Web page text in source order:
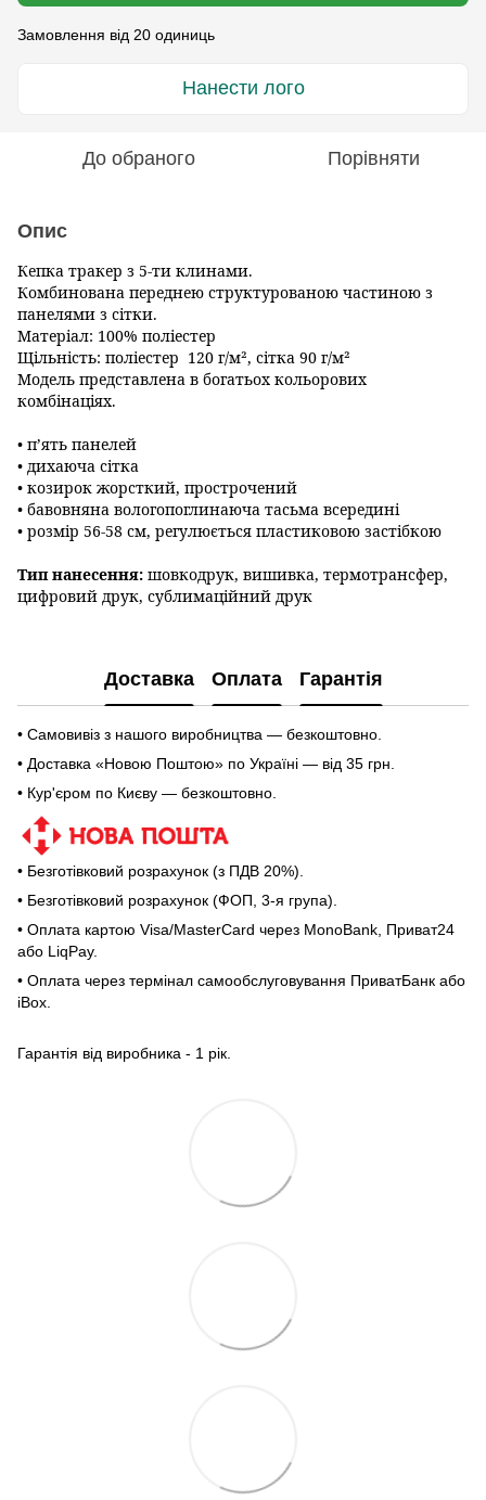
Замовлення від 20 одиниць
Нанести лого
До обраного Порівняти
Опис
Кепка тракер з 5-ти клинами.
Комбинована переднею структурованою частиною з
панелями з сітки.
Матеріал: 100% поліестер
Щільність: поліестер 120 г/м², сітка 90 г/м²
Модель представлена в богатьох кольорових
комбінаціях.
• п’ять панелей
• дихаюча сітка
• козирок жорсткий, прострочений
• бавовняна вологопоглинаюча тасьма всередині
• розмір 56-58 см, регулюється пластиковою застібкою
Тип нанесення: шовкодрук, вишивка, термотрансфер,
цифровий друк, сублимаційний друк
Доставка Оплата Гарантія
• Самовивіз з нашого виробництва — безкоштовно.
• Доставка «Новою Поштою» по Україні — від 35 грн.
• Кур'єром по Києву — безкоштовно.
• Безготівковий розрахунок (з ПДВ 20%).
• Безготівковий розрахунок (ФОП, 3-я група).
• Оплата картою Visa/MasterCard через MonoBank, Приват24
або LiqPay.
• Оплата через термінал самообслуговування ПриватБанк або
iBox.
Гарантія від виробника - 1 рік.